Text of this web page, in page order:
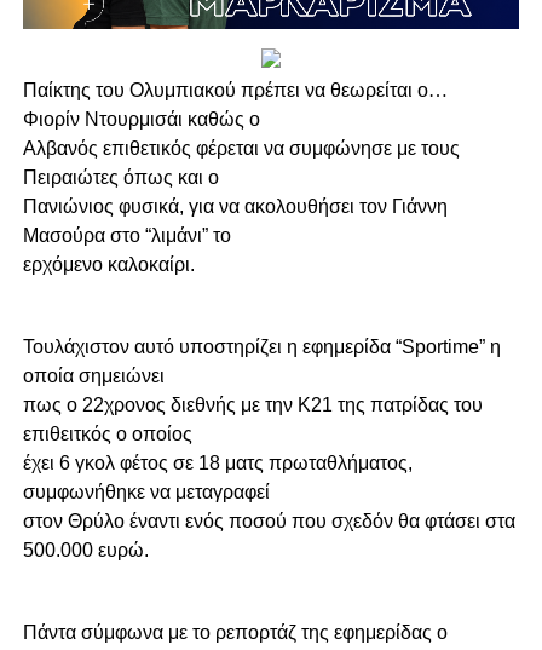
Παίκτης του Ολυμπιακού πρέπει να θεωρείται ο…
Φιορίν Ντουρμισάι καθώς ο
Αλβανός επιθετικός φέρεται να συμφώνησε με τους
Πειραιώτες όπως και ο
Πανιώνιος φυσικά, για να ακολουθήσει τον Γιάννη
Μασούρα στο “λιμάνι” το
ερχόμενο καλοκαίρι.
Τουλάχιστον αυτό υποστηρίζει η εφημερίδα “Sportime” η
οποία σημειώνει
πως ο 22χρονος διεθνής με την Κ21 της πατρίδας του
επιθειτκός ο οποίος
έχει 6 γκολ φέτος σε 18 ματς πρωταθλήματος,
συμφωνήθηκε να μεταγραφεί
στον Θρύλο έναντι ενός ποσού που σχεδόν θα φτάσει στα
500.000 ευρώ.
Πάντα σύμφωνα με το ρεπορτάζ της εφημερίδας ο